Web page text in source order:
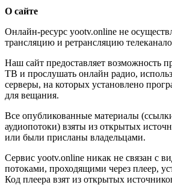
О сайте
Онлайн-ресурс yootv.online не
трансляцию и ретрансляцию
Наш сайт предоставляет возможность
ТВ и прослушать онлайн радио,
серверы, на которых установлено
для вещания.
Все опубликованные материалы
аудиопотоки) взяты из открытых
или были присланы владельцами.
Сервис yootv.online никак не связан с
потоками, проходящими через плеер,
Код плеера взят из открытых